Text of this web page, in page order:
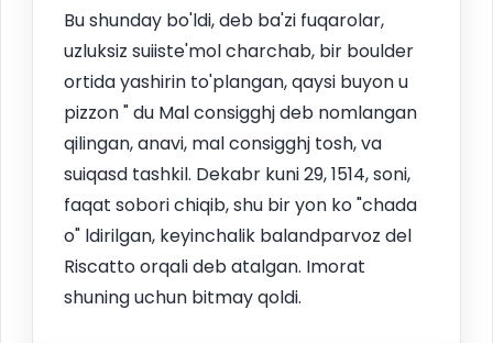
Bu shunday bo'ldi, deb ba'zi fuqarolar,
uzluksiz suiiste'mol charchab, bir boulder
ortida yashirin to'plangan, qaysi buyon u
pizzon " du Mal consigghj deb nomlangan
qilingan, anavi, mal consigghj tosh, va
suiqasd tashkil. Dekabr kuni 29, 1514, soni,
faqat sobori chiqib, shu bir yon ko "chada
o" ldirilgan, keyinchalik balandparvoz del
Riscatto orqali deb atalgan. Imorat
shuning uchun bitmay qoldi.